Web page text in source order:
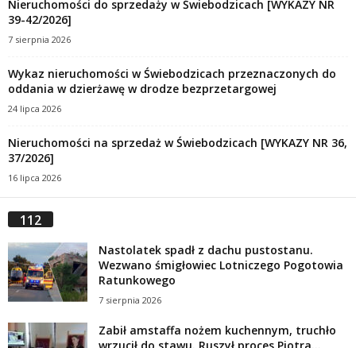
Nieruchomości do sprzedaży w Świebodzicach [WYKAZY NR
39-42/2026]
7 sierpnia 2026
Wykaz nieruchomości w Świebodzicach przeznaczonych do
oddania w dzierżawę w drodze bezprzetargowej
24 lipca 2026
Nieruchomości na sprzedaż w Świebodzicach [WYKAZY NR 36,
37/2026]
16 lipca 2026
112
Nastolatek spadł z dachu pustostanu.
Wezwano śmigłowiec Lotniczego Pogotowia
Ratunkowego
7 sierpnia 2026
Zabił amstaffa nożem kuchennym, truchło